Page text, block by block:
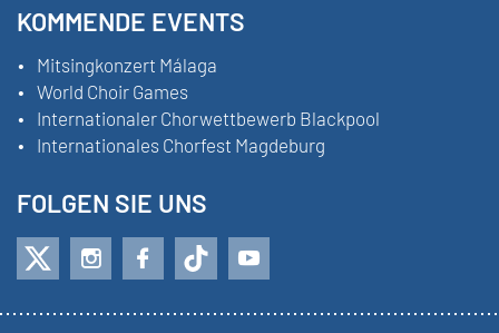
KOMMENDE EVENTS
Mitsingkonzert Málaga
World Choir Games
Internationaler Chorwettbewerb Blackpool
Internationales Chorfest Magdeburg
FOLGEN SIE UNS